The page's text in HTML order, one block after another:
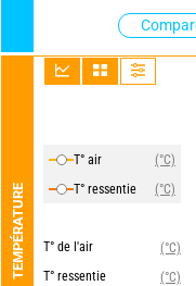
TEMPÉRATURE
T° air
(°C)
T° ressentie
(°C)
T° de l'air
(°C)
T° ressentie
(°C)